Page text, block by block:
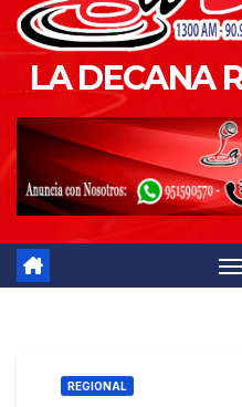
LA DECANA
REGIONAL